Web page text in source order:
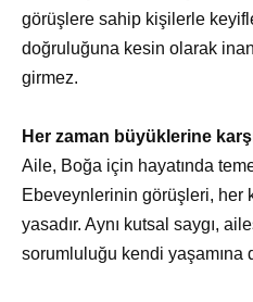
görüşlere sahip kişilerle
doğruluğuna kesin olarak
girmez.
Her zaman büyüklerine
Aile, Boğa için hayatında
Ebeveynlerinin görüşleri, her
yasadır. Aynı kutsal saygı,
sorumluluğu kendi yaşamına